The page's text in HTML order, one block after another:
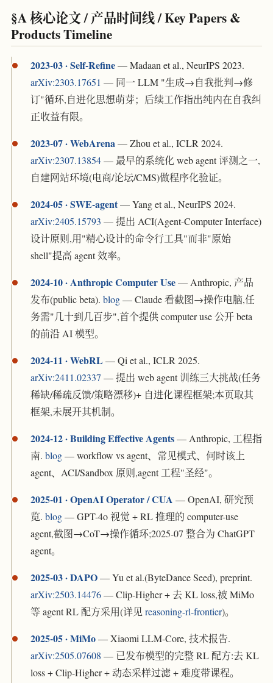
§A 核心论文 / 产品时间线 / Key Papers &
Products Timeline
2023-03 · Self-Refine— Madaan et al., NeurIPS 2023.
arXiv:2303.17651 — 同一 LLM "生成→自我批判→修
订"循环,自进化思想萌芽；后续工作指出纯内在自我纠
正收益有限。
2023-07 · WebArena— Zhou et al., ICLR 2024.
arXiv:2307.13854— 最早的系统化 web agent 评测之一,
自建网站环境(电商/论坛/CMS)做程序化验证。
2024-05 · SWE-agent— Yang et al., NeurIPS 2024.
arXiv:2405.15793 — 提出 ACI(Agent-Computer Interface)
设计原则,用"精心设计的命令行工具"而非"原始
shell"提高 agent 效率。
2024-10 · Anthropic Computer Use— Anthropic, 产品
发布(public beta). blog— Claude 看截图→操作电脑,任
务需"几十到几百步",首个提供 computer use 公开 beta
的前沿 AI 模型。
2024-11 · WebRL — Qi et al., ICLR 2025.
arXiv:2411.02337 — 提出 web agent 训练三大挑战(任务
稀缺/稀疏反馈/策略漂移)+ 自进化课程框架;本页取其
框架,未展开其机制。
2024-12 · Building Effective Agents— Anthropic, 工程指
南. blog— workflow vs agent、常见模式、何时该上
agent、ACI/Sandbox 原则,agent 工程"圣经"。
2025-01 · OpenAI Operator / CUA — OpenAI, 研究预
览. blog— GPT-4o 视觉 + RL 推理的 computer-use
agent,截图→CoT→操作循环;2025-07 整合为 ChatGPT
agent。
2025-03 · DAPO— Yu et al.(ByteDance Seed), preprint.
arXiv:2503.14476— Clip-Higher + 去 KL loss,被 MiMo
等 agent RL 配方采用(详见 reasoning-rl-frontier)。
2025-05 · MiMo— Xiaomi LLM-Core, 技术报告.
arXiv:2505.07608 — 已发布模型的完整 RL 配方:去 KL
loss + Clip-Higher + 动态采样过滤 + 难度带课程。